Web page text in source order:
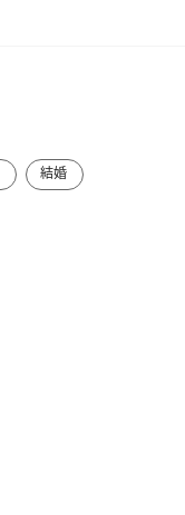
結婚